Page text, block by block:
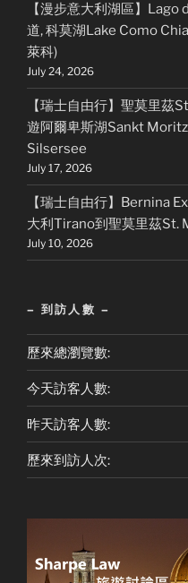
【漫步意大利湖區】
道, 科莫湖Lake Como
萊科)
July 24, 2026
【瑞士自由行】聖莫里茲
遊阿爾卑斯湖Sankt
Silsersee
July 17, 2026
【瑞士自由行】Bernina
大利Tirano到聖莫里茲St.
July 10, 2026
– 到訪人數 –
歷來總瀏覽數:
今天訪客人數:
昨天訪客人數:
歷來到訪人次: